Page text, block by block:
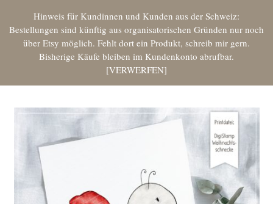
Hinweis für Kundinnen und Kunden aus der Schweiz:
Bestellungen sind künftig aus organisatorischen Gründen nur noch
über Etsy möglich. Fehlt dort ein Produkt, schreib mir gern.
Bisherige Käufe bleiben im Kundenkonto abrufbar.
VERWERFEN
Start Freebies